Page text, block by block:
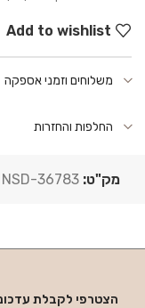
Add to wishlist
משלוחים וזמני אספקה
החלפות והחזרות
מק"ט:NSD-36783
הצטרפי לקבלת